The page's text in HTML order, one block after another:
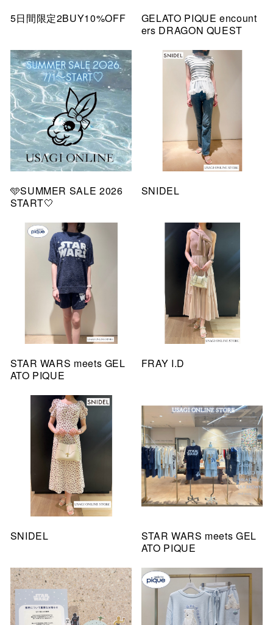
5日間限定2BUY10%OFF
GELATO PIQUE encount
ers DRAGON QUEST
🩵SUMMER SALE 2026
START🤍
SNIDEL
STAR WARS meets GEL
ATO PIQUE
FRAY I.D
SNIDEL
STAR WARS meets GEL
ATO PIQUE